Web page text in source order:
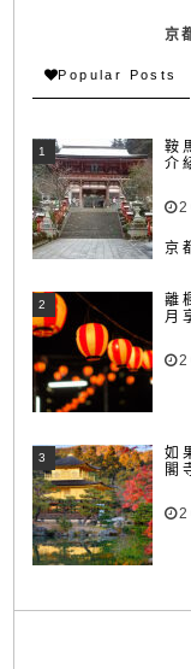
京
Popular Posts
鞍
介
京
離
月
如
閣